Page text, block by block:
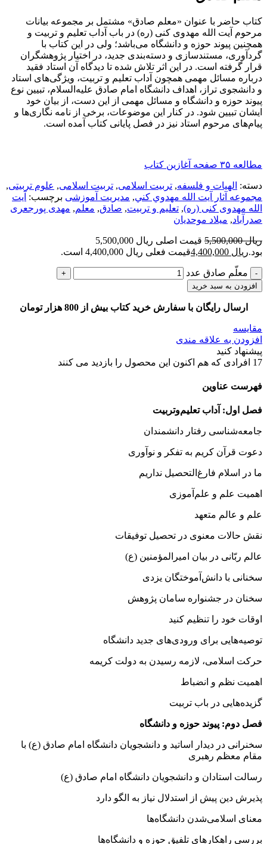
کتاب حاضر با عنوان «معلم صادق» مشتمل بر مجموعه بیانات
مرحوم آیت الله مهدوی کنی (ره) در باب آداب تعلیم و تربیت و
همچنین پیوند حوزه و دانشگاه می‌باشد؛ ولی در این کتاب با
گردآوری، مستندسازی و دسته‌بندی جدید، در اختیار پژوهشگران
قرار گرفته است. در این اثر تلاش شده تا دیدگاه آن استاد فقید
درباره مسائل مهمی همچون آداب تعلیم و تربیت، ویژگی‌های استاد
و دانشجوی تراز، اهداف دانشگاه امام صادق علیه‌السلام، تبیین نوع
پیوند حوزه و دانشگاه و مسائل مهمی از این دست، از بیان خود
ایشان تبیین شود. در کنار این موضوعات، برخی از نامه نگاری‌ها و
پیام‌های مرحوم استاد نیز در فصل پایانی کتاب آمده است.
مطالعه ۳۵ صفحه آغازین کتاب
دسته: الهیات و فلسفه, تربیت اسلامی, تربیت اسلامی, علوم تربیتی,
مجموعه آثار آيت الله مهدوي كني, مدیریت آموزشی برچسب: آیت
الله مهدوی کنی (ره), تعلیم و تربیت, صادق, معلم, مهدی پورجعری
صدرآباد, میلاد موحدیان
ریال5,500,000
قیمت اصلی ریال 5,500,000
بود.ریال قیمت فعلی ریال 4,400,000 است.
معلّم صادق عدد
افزودن به سبد خرید
ارسال رایگان با سفارش خرید کتاب بیش از 800 هزار تومان
مقایسه
افزودن به علاقه مندی
پیشنهاد کنید
17 افرادی که هم اکنون این محصول را بازدید می کنند
فهرست عناوین
فصل اول: آداب تعلیم‌و‌تربیت
جامعه‌شناسی رفتار دانشمندان
دعوت قرآن کریم به تفكر و نوآوری
ما در اسلام فارغ‌التحصیل نداریم
اهمیت علم و علم‌آموزی
علم و عالم متعهد
نقش حالات معنوی در تحصیل توفیقات
عالم ربّانی در بیان امیرالمؤمنین (ع)
سخنانی با دانش‌آموختگان یزدی
سخنان در جشنواره سامان پژوهش
اوقات خود را تنظیم کنید
توصیه‌هایی برای ورودی‌های جدید دانشگاه
حركت اسلامی، لازمه رسیدن به دولت کریمه
اهمیت نظم و انضباط
گزیده‌هایی در باب تربیت
فصل دوم: پیوند حوزه و دانشگاه
سخنرانی در دیدار اساتید و دانشجویان دانشگاه امام صادق (ع) با
مقام معظم رهبری
رسالت استادان و دانشجویان دانشگاه امام صادق (ع)
پذیرش دین پیش از استدلال نیاز به الگو دارد
معنای اسلامی‌شدن دانشگاه‌‌ها
بررسی راهکارهای تلفیق حوزه و دانشگاه‌‌ها